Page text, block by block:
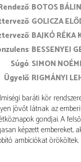
rendező BOTOS
GOLICZA
BAJKÓ RÉKA
BESSENYEI
súgó SIMON NOÉMI
ügyelő RIGMÁNYI
baráti kör
jövőt látnak az
gondjai. A
képzett embereket,
ambíciókat örököltek.